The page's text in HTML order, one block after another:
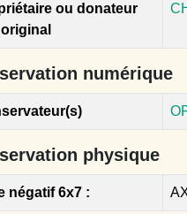
ou donateur
numérique
physique
négatif 6x7 :